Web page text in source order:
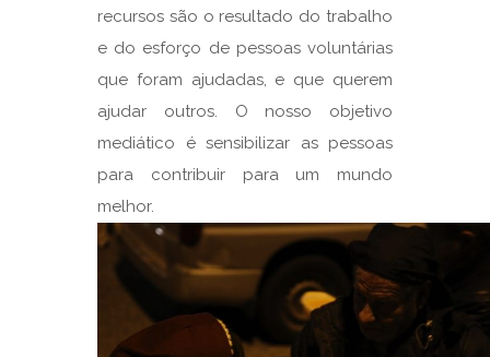
recursos são o resultado do trabalho
e do esforço de pessoas voluntárias
que foram ajudadas, e que querem
ajudar outros. O nosso objetivo
mediático é sensibilizar as pessoas
para contribuir para um mundo
melhor.